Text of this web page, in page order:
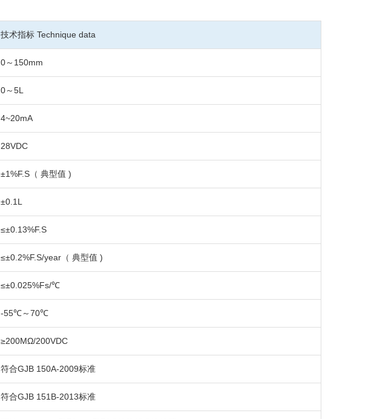
技术指标 Technique data
0～150mm
0～5L
4~20mA
28VDC
±1%F.S（ 典型值 )
±0.1L
≤±0.13%F.S
≤±0.2%F.S/year（ 典型值 )
≤±0.025%Fs/℃
-55℃～70℃
≥200MΩ/200VDC
符合GJB 150A-2009标准
符合GJB 151B-2013标准